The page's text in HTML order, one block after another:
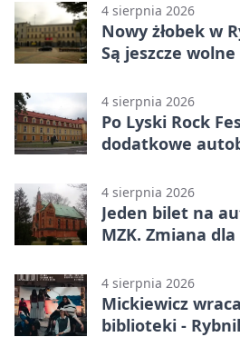
4 sierpnia 2026
Nowy żłobek w
Są jeszcze
4 sierpnia 2026
Po Lyski Rock
dodatkowe
4 sierpnia 2026
Jeden bilet na
MZK. Zmiana
4 sierpnia 2026
Mickiewicz
biblioteki -